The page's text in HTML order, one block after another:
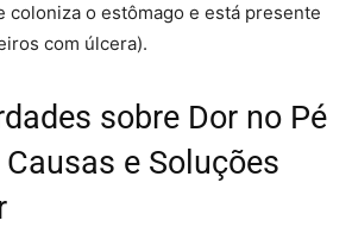
coloniza o estômago e está presente
com úlcera).
sobre Dor no Pé
e Soluções